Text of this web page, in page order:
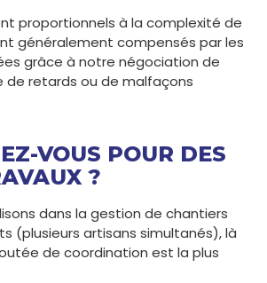
proportionnels à la complexité de
généralement compensés par les
grâce à notre négociation de
de retards ou de malfaçons
VOUS POUR DES
?
dans la gestion de chantiers
(plusieurs artisans simultanés), là
de coordination est la plus